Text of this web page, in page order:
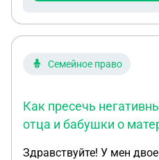
товара не было указано).
Семейное право
Как пресечь
отца и бабушки о
Здравствуйте! У мен